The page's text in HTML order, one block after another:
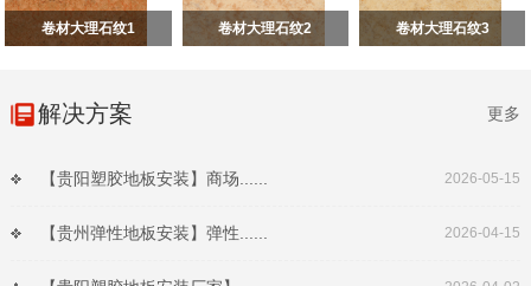
卷材大理石纹1 卷材大理石纹2 卷材大理石纹3
解决方案 更多
【贵阳塑胶地板安装】商场...... 2026-05-15
【贵州弹性地板安装】弹性...... 2026-04-15